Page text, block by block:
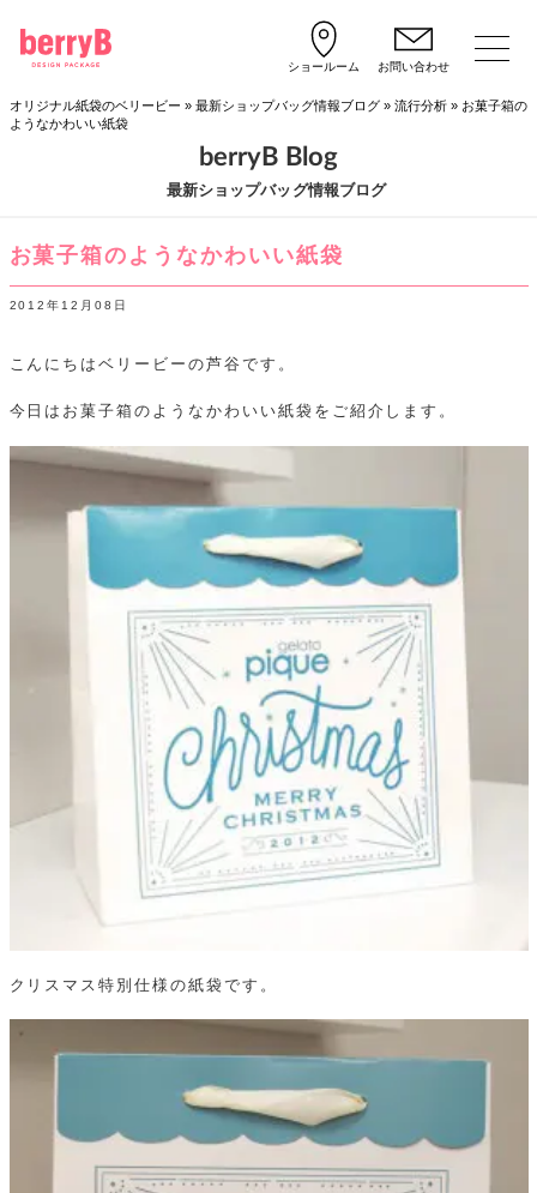
ショールーム お問い合わせ
オリジナル紙袋のベリービー » 最新ショップバッグ情報ブログ» 流行分析» お菓子箱の
ようなかわいい紙袋
最新ショップバッグ情報ブログ
berryB Blog
お菓子箱のようなかわいい紙袋
2012年12月08日
こんにちはベリービーの芦谷です。
今日はお菓子箱のようなかわいい紙袋をご紹介します。
クリスマス特別仕様の紙袋です。